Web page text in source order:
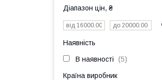
Діапазон цін, ₴
Наявність
В наявності 5
Країна виробник